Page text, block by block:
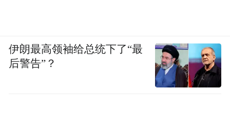
伊朗最高领袖给总统下了“最
后警告”？